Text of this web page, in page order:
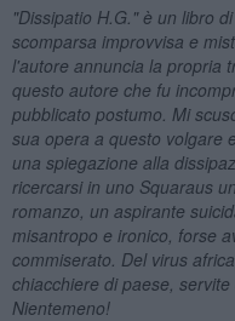
"Dissipatio H.G." è un libro
scomparsa improvvisa e
l'autore annuncia la propria
questo autore che fu
pubblicato postumo. Mi
sua opera a questo volgare
una spiegazione alla
ricercarsi in uno Squaraus
romanzo, un aspirante
misantropo e ironico, forse
commiserato. Del virus
chiacchiere di paese,
Nientemeno!